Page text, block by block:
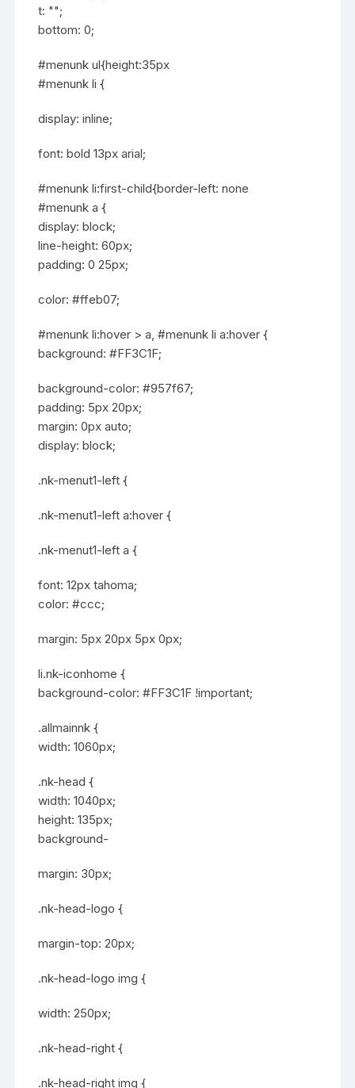
t: "";
bottom: 0;
#menunk ul{height:35px
#menunk li {
display: inline;
font: bold 13px arial;
#menunk li:first-child{border-left: none
#menunk a {
display: block;
line-height: 60px;
padding: 0 25px;
color: #ffeb07;
#menunk li:hover > a, #menunk li a:hover {
background: #FF3C1F;
background-color: #957f67;
padding: 5px 20px;
margin: 0px auto;
display: block;
.nk-menut1-left {
.nk-menut1-left a:hover {
.nk-menut1-left a {
font: 12px tahoma;
color: #ccc;
margin: 5px 20px 5px 0px;
li.nk-iconhome {
background-color: #FF3C1F !important;
.allmainnk {
width: 1060px;
.nk-head {
width: 1040px;
height: 135px;
background-
margin: 30px;
.nk-head-logo {
margin-top: 20px;
.nk-head-logo img {
width: 250px;
.nk-head-right {
.nk-head-right img {